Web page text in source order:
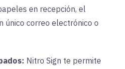
en recepción, el
único correo electrónico o
Nitro Sign te permite